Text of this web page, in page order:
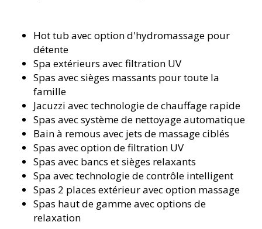
Hot tub avec option d'hydromassage pour
détente
Spa extérieurs avec filtration UV
Spas avec sièges massants pour toute la
famille
Jacuzzi avec technologie de chauffage rapide
Spas avec système de nettoyage automatique
Bain à remous avec jets de massage ciblés
Spas avec option de filtration UV
Spas avec bancs et sièges relaxants
Spa avec technologie de contrôle intelligent
Spas 2 places extérieur avec option massage
Spas haut de gamme avec options de
relaxation